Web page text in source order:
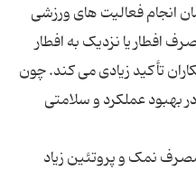
فعالیت های ورزشی
ساعت بعد از صرف افطار یا نزدیک به افطار
تأکید زیادی می کند. چون
بهبود عملکرد و سلامتی
نمک و پروتئین زیاد